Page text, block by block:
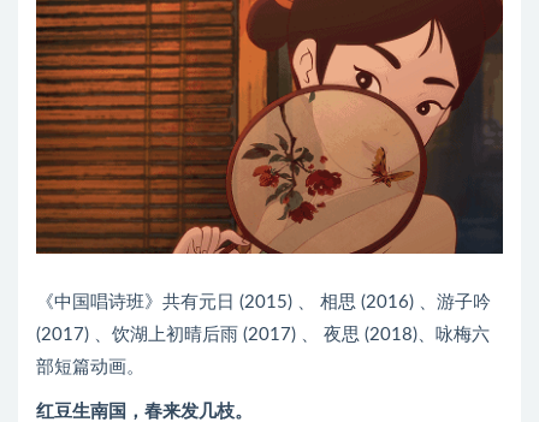
《中国唱诗班》共有元日 (2015) 、 相思 (2016) 、游子吟
(2017) 、饮湖上初晴后雨 (2017) 、 夜思 (2018)、咏梅六
部短篇动画。
红豆生南国，春来发几枝。